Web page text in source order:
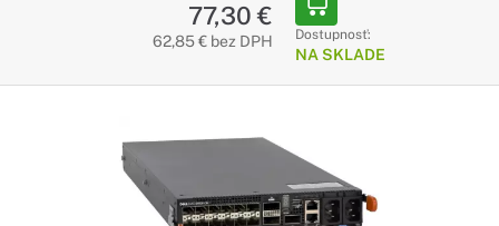
77,30 €
62,85 € bez DPH Dostupnosť:
NA SKLADE